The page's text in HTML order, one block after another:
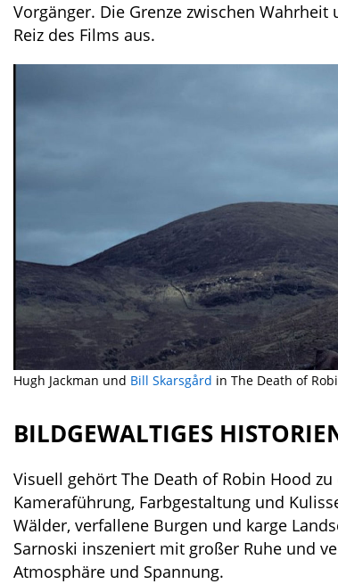
Vorgänger. Die Grenze zwischen
Reiz des Films aus.
Hugh Jackman und Bill Skarsgård in The Death of
BILDGEWALTIGES
Visuell gehört The Death of Robin Hood
Kameraführung, Farbgestaltung und
Wälder, verfallene Burgen und karge
Sarnoski inszeniert mit großer Ruhe und
Atmosphäre und Spannung.